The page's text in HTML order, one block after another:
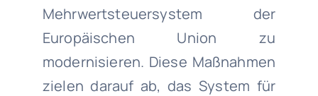
Mehrwertsteuersystem der
Europäischen Union zu
modernisieren. Diese Maßnahmen
zielen darauf ab, das System für